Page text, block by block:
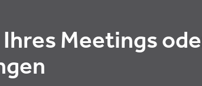
Meetings